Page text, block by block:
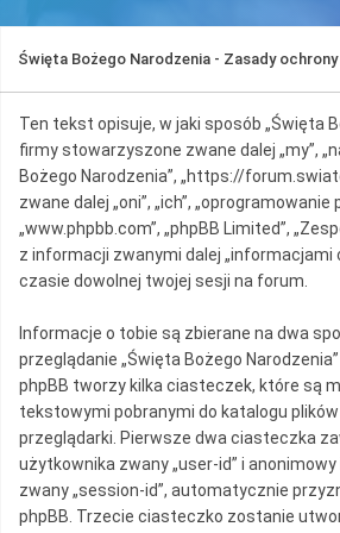
Święta Bożego Narodzenia - Zasady
Ten tekst opisuje, w jaki sposób „Święta
firmy stowarzyszone zwane dalej „my”,
Bożego Narodzenia”, „https://
zwane dalej „oni”, „ich”, „oprogramowanie
„www.phpbb.com”, „phpBB Limited”,
z informacji zwanymi dalej „informacjami
czasie dowolnej twojej sesji na forum.
Informacje o tobie są zbierane na dwa
przeglądanie „Święta Bożego
phpBB tworzy kilka ciasteczek, które są
tekstowymi pobranymi do katalogu
przeglądarki. Pierwsze dwa ciasteczka
użytkownika zwany „user-id” i
zwany „session-id”, automatycznie
phpBB. Trzecie ciasteczko zostanie